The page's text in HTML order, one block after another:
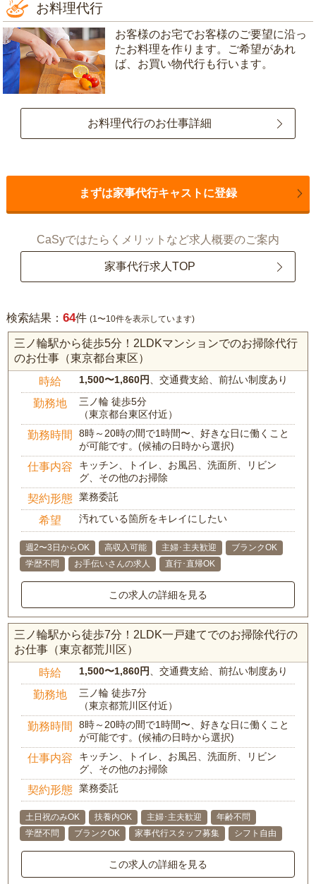
お料理代行
お客様のお宅でお客様のご要望に沿っ
たお料理を作ります。ご希望があれ
ば、お買い物代行も行います。
お料理代行のお仕事詳細
まずは家事代行キャストに登録
CaSyではたらくメリットなど求人概要のご案内
家事代行求人TOP
検索結果： 64件 (1〜10件を表示しています)
三ノ輪駅から徒歩5分！2LDKマンションでのお掃除代行
のお仕事（東京都台東区）
時給 1,500〜1,860円 、交通費支給、前払い制度あり
勤務地
三ノ輪 徒歩5分
（東京都台東区付近）
勤務時間
8時～20時の間で1時間〜、好きな日に働くこと
が可能です。(候補の日時から選択)
仕事内容
キッチン、トイレ、お風呂、洗面所、リビン
グ、その他のお掃除
契約形態 業務委託
希望 汚れている箇所をキレイにしたい
週2〜3日からOK 高収入可能 主婦･主夫歓迎
ブランクOK
学歴不問
お手伝いさんの求人 直行･直帰OK
この求人の詳細を見る
三ノ輪駅から徒歩7分！2LDK一戸建てでのお掃除代行の
お仕事（東京都荒川区）
時給 1,500〜1,860円 、交通費支給、前払い制度あり
勤務地
三ノ輪 徒歩7分
（東京都荒川区付近）
勤務時間
8時～20時の間で1時間〜、好きな日に働くこと
が可能です。(候補の日時から選択)
仕事内容
キッチン、トイレ、お風呂、洗面所、リビン
グ、その他のお掃除
契約形態 業務委託
土日祝のみOK 扶養内OK 主婦･主夫歓迎
年齢不問
学歴不問
ブランクOK 家事代行スタッフ募集 シフト自由
この求人の詳細を見る